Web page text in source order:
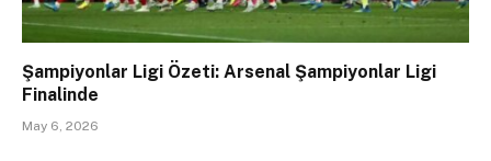
Şampiyonlar Ligi Özeti: Arsenal Şampiyonlar Ligi
Finalinde
May 6, 2026